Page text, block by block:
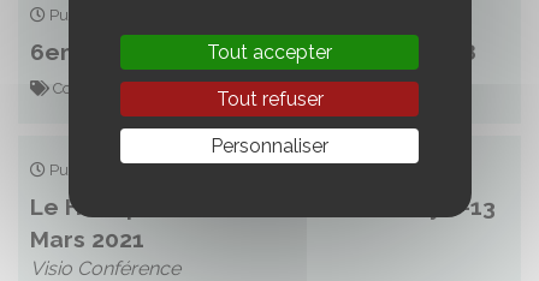
Publié le mardi 11 mai 2021
6eme Congrès de la SOFTAL -Mai 2018
Conférence
Publié le lundi 10 mai 2021
Le Haut potentiel et les troubles Dys -13
Mars 2021
Visio Conférence
Tout accepter
Tout refuser
Personnaliser